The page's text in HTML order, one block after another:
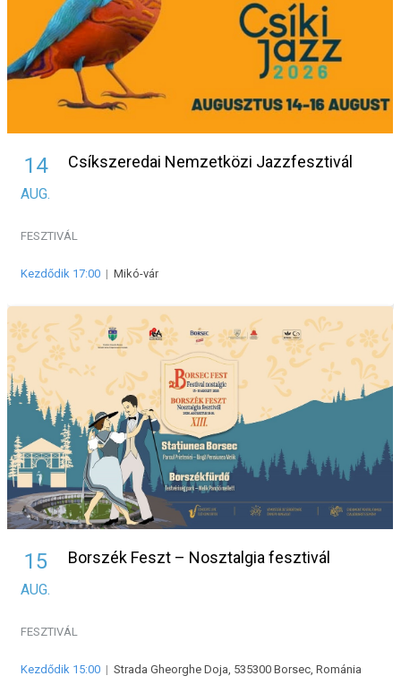
14
AUG.
Csíkszeredai Nemzetközi Jazzfesztivál
FESZTIVÁL
Kezdődik 17:00 | Mikó-vár
15
AUG.
Borszék Feszt – Nosztalgia fesztivál
FESZTIVÁL
Kezdődik 15:00 | Strada Gheorghe Doja, 535300 Borsec, Románia